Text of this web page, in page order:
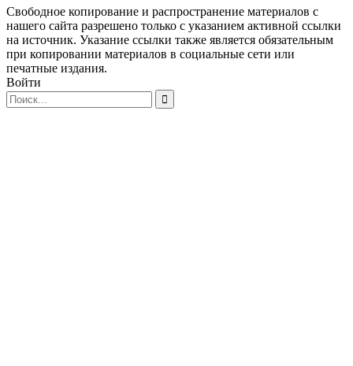
Свободное копирование и распространение материалов с
нашего сайта разрешено только с указанием активной ссылки
на источник. Указание ссылки также является обязательным
при копировании материалов в социальные сети или
печатные издания.
Войти